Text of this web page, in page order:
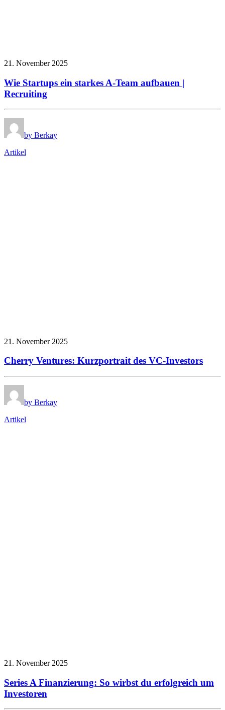
21. November 2025
Wie Startups ein starkes A-Team aufbauen |
Recruiting
by Berkay
Artikel
21. November 2025
Cherry Ventures: Kurzportrait des VC-Investors
by Berkay
Artikel
21. November 2025
Series A Finanzierung: So wirbst du erfolgreich um
Investoren